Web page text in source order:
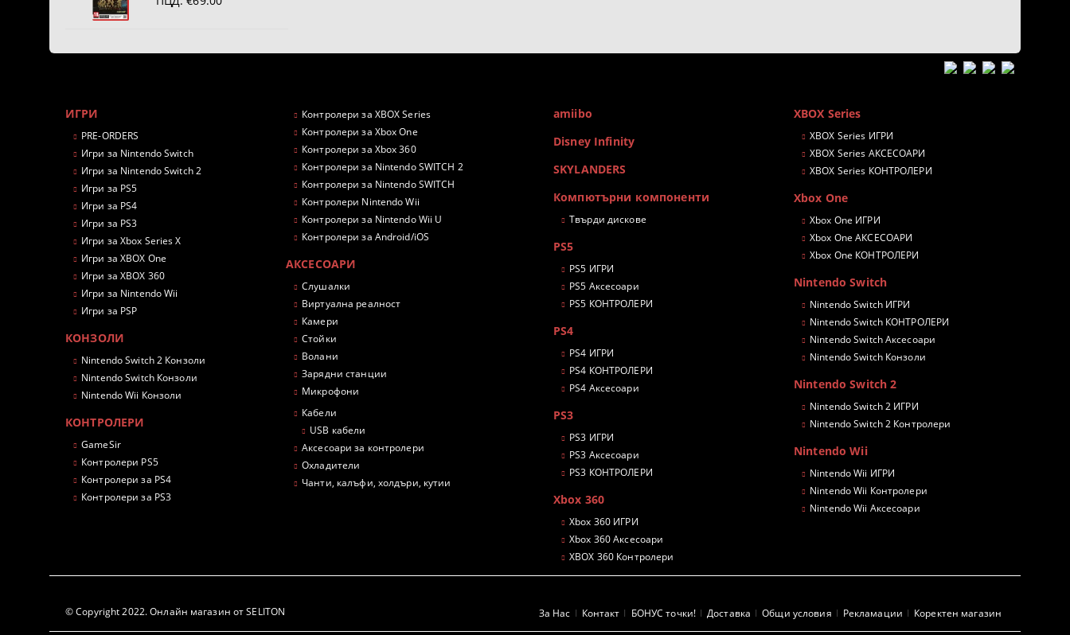
ИГРИ
PRE-ORDERS
Игри за Nintendo Switch
Игри за Nintendo Switch 2
Игри за PS5
Игри за PS4
Игри за PS3
Игри за Xbox Series X
Игри за XBOX One
Игри за XBOX 360
Игри за Nintendo Wii
Игри за PSP
КОНЗОЛИ
Nintendo Switch 2 Конзоли
Nintendo Switch Конзоли
Nintendo Wii Конзоли
КОНТРОЛЕРИ
GameSir
Контролери PS5
Контролери за PS4
Контролери за PS3
Контролери за XBOX Series
Контролери за Xbox One
Контролери за Xbox 360
Контролери за Nintendo SWITCH 2
Контролери за Nintendo SWITCH
Контролери Nintendo Wii
Контролери за Nintendo Wii U
Контролери за Android/iOS
АКСЕСОАРИ
Слушалки
Виртуална реалност
Камери
Стойки
Волани
Зарядни станции
Микрофони
Кабели
USB кабели
Аксесоари за контролери
Охладители
Чанти, калъфи, холдъри, кутии
amiibo
Disney Infinity
SKYLANDERS
Компютърни компоненти
Твърди дискове
PS5
PS5 ИГРИ
PS5 Аксесоари
PS5 КОНТРОЛЕРИ
PS4
PS4 ИГРИ
PS4 КОНТРОЛЕРИ
PS4 Аксесоари
PS3
PS3 ИГРИ
PS3 Аксесоари
PS3 КОНТРОЛЕРИ
Xbox 360
Xbox 360 ИГРИ
Xbox 360 Аксесоари
XBOX 360 Контролери
XBOX Series
XBOX Series ИГРИ
XBOX Series АКСЕСОАРИ
XBOX Series КОНТРОЛЕРИ
Xbox One
Xbox One ИГРИ
Xbox One АКСЕСОАРИ
Xbox One КОНТРОЛЕРИ
Nintendo Switch
Nintendo Switch ИГРИ
Nintendo Switch КОНТРОЛЕРИ
Nintendo Switch Аксесоари
Nintendo Switch Конзоли
Nintendo Switch 2
Nintendo Switch 2 ИГРИ
Nintendo Switch 2 Контролери
Nintendo Wii
Nintendo Wii ИГРИ
Nintendo Wii Контролери
Nintendo Wii Аксесоари
© Copyright 2022. Онлайн магазин от SELITON За Нас Контакт БОНУС точки! Доставка Общи условия Рекламации Коректен магазин